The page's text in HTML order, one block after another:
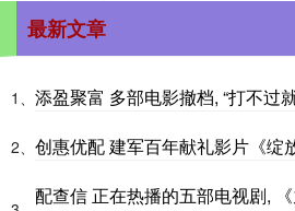
最新文章
1、 添盈聚富 多部电影撤档, “打不过
2、 创惠优配 建军百年献礼影片《绽
配查信 正在热播的五部电视剧,